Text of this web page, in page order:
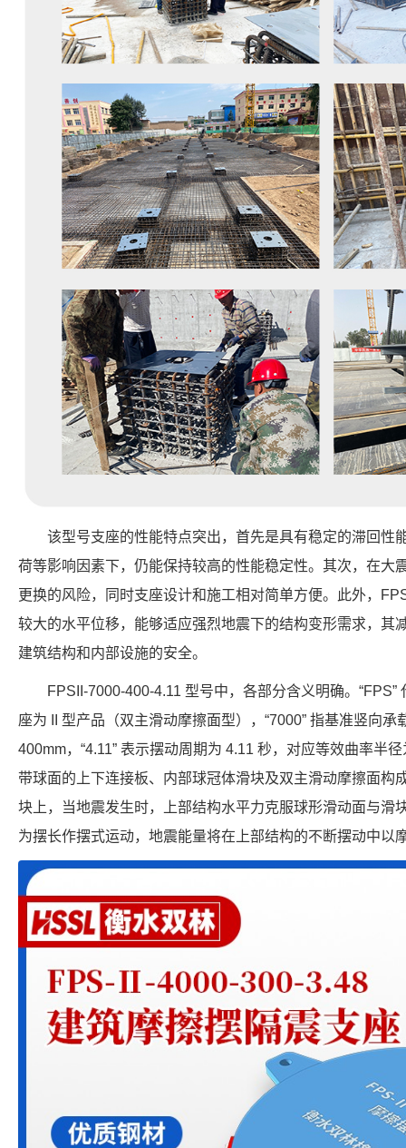
该型号支座的性能特点突出，首先是具有稳定的滞回性
荷等影响因素下，仍能保持较高的性能稳定性。其次，在大
更换的风险，同时支座设计和施工相对简单方便。此外，
较大的水平位移，能够适应强烈地震下的结构变形需求，其
建筑结构和内部设施的安全。
FPSII-7000-400-4.11 型号中，各部分含义明确。“FPS”
座为 II 型产品（双主滑动摩擦面型），“7000” 指基准竖向承
400mm，“4.11” 表示摆动周期为 4.11 秒，对应等效曲率半
带球面的上下连接板、内部球冠体滑块及双主滑动摩擦面构
块上，当地震发生时，上部结构水平力克服球形滑动面与滑
为摆长作摆式运动，地震能量将在上部结构的不断摆动中以